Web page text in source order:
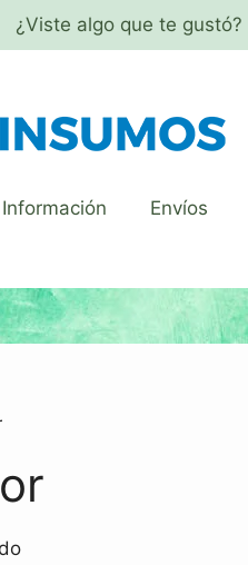
¿Viste algo que te gustó?
Información Envíos